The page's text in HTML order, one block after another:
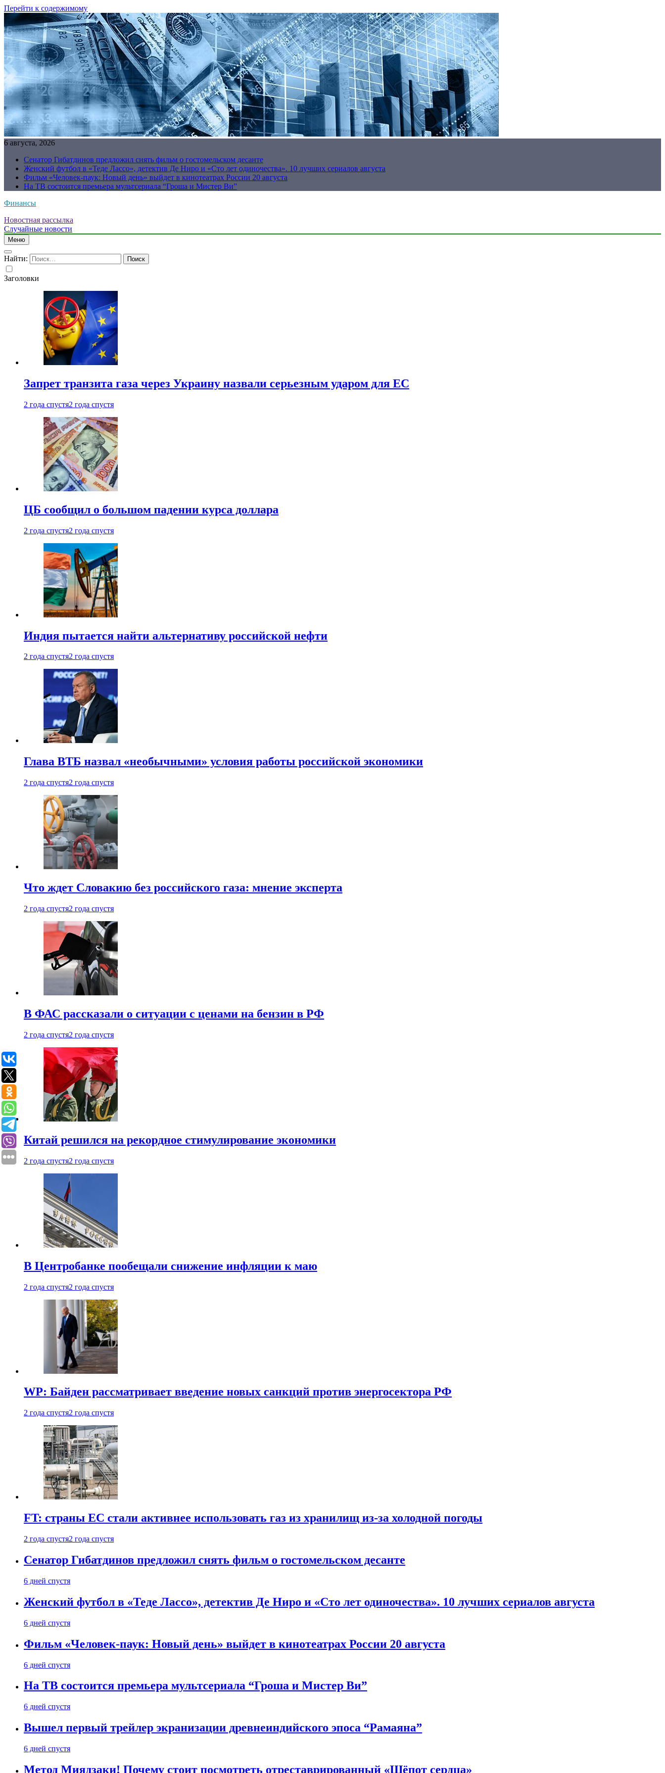
Перейти к содержимому
6 августа, 2026
Сенатор Гибатдинов предложил снять фильм о гостомельском десанте
Женский футбол в «Теде Лассо», детектив Де Ниро и «Сто лет одиночества». 10 лучших сериалов августа
Фильм «Человек-паук: Новый день» выйдет в кинотеатрах России 20 августа
На ТВ состоится премьера мультсериала “Гроша и Мистер Ви”
Финансы
Новостная рассылка
Случайные новости
Меню
Найти:
Заголовки
Запрет транзита газа через Украину назвали серьезным ударом для ЕС
2 года спустя2 года спустя
ЦБ сообщил о большом падении курса доллара
2 года спустя2 года спустя
Индия пытается найти альтернативу российской нефти
2 года спустя2 года спустя
Глава ВТБ назвал «необычными» условия работы российской экономики
2 года спустя2 года спустя
Что ждет Словакию без российского газа: мнение эксперта
2 года спустя2 года спустя
В ФАС рассказали о ситуации с ценами на бензин в РФ
2 года спустя2 года спустя
Китай решился на рекордное стимулирование экономики
2 года спустя2 года спустя
В Центробанке пообещали снижение инфляции к маю
2 года спустя2 года спустя
WP: Байден рассматривает введение новых санкций против энергосектора РФ
2 года спустя2 года спустя
FT: страны ЕС стали активнее использовать газ из хранилищ из-за холодной погоды
2 года спустя2 года спустя
Сенатор Гибатдинов предложил снять фильм о гостомельском десанте
6 дней спустя
Женский футбол в «Теде Лассо», детектив Де Ниро и «Сто лет одиночества». 10 лучших сериалов августа
6 дней спустя
Фильм «Человек-паук: Новый день» выйдет в кинотеатрах России 20 августа
6 дней спустя
На ТВ состоится премьера мультсериала “Гроша и Мистер Ви”
6 дней спустя
Вышел первый трейлер экранизации древнеиндийского эпоса “Рамаяна”
6 дней спустя
Метод Миядзаки! Почему стоит посмотреть отреставрированный «Шёпот сердца»